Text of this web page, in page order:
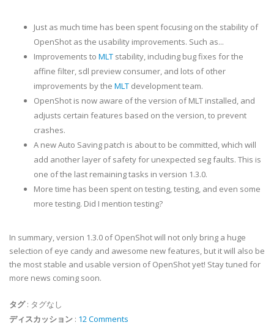
Just as much time has been spent focusing on the stability of
OpenShot as the usability improvements. Such as...
Improvements to MLT stability, including bug fixes for the
affine filter, sdl preview consumer, and lots of other
improvements by the MLT development team.
OpenShot is now aware of the version of MLT installed, and
adjusts certain features based on the version, to prevent
crashes.
A new Auto Saving patch is about to be committed, which will
add another layer of safety for unexpected seg faults. This is
one of the last remaining tasks in version 1.3.0.
More time has been spent on testing, testing, and even some
more testing. Did I mention testing?
In summary, version 1.3.0 of OpenShot will not only bring a huge
selection of eye candy and awesome new features, but it will also be
the most stable and usable version of OpenShot yet! Stay tuned for
more news coming soon.
タグ: タグなし
ディスカッション : 12 Comments